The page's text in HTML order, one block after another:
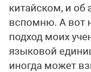
китайском, и об
вспомню. А вот
подход моих
языковой
иногда может